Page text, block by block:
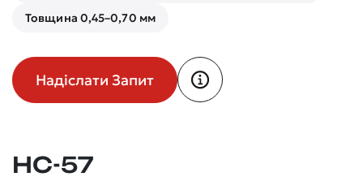
Товщина 0,45–0,70 мм
Надіслати Запит
НС-57